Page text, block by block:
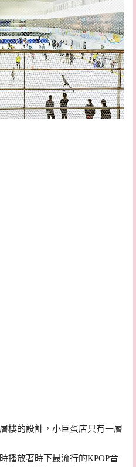
樓的設計，小巨蛋店只有一層
播放著時下最流行的KPOP音